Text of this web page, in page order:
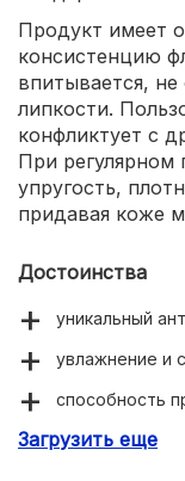
Продукт имеет
консистенцию
впитывается,
липкости.
конфликтует с
При
упругость,
придавая коже
Достоинства
уникальный
увлажнение и
способность
Загрузить еще